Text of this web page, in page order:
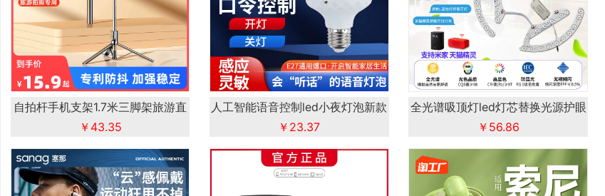
自拍杆手机支架1.7米三脚架旅游直
播
￥43.35
人工智能语音控制led小夜灯泡新款
床
￥23.37
全光谱吸顶灯led灯芯替换光源护眼
防
￥56.86